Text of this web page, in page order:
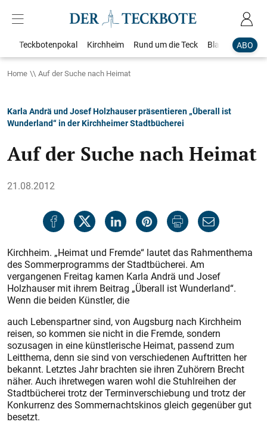
ABO
Teckbotenpokal Kirchheim Rund um die Teck Blaulicht
Home Auf der Suche nach Heimat
Karla Andrä und Josef Holzhauser präsentieren „Überall ist
Wunderland“ in der Kirchheimer Stadtbücherei
Auf der Suche nach Heimat
21.08.2012
Kirchheim. „Heimat und Fremde“ lautet das Rahmenthema
des Sommerprogramms der Stadtbücherei. Am
vergangenen Freitag kamen Karla Andrä und Josef
Holzhauser mit ihrem Beitrag „Überall ist Wunderland“.
Wenn die beiden Künstler, die
auch Lebenspartner sind, von Augsburg nach Kirchheim
reisen, so kommen sie nicht in die Fremde, sondern
sozusagen in eine künstlerische Heimat, passend zum
Leitthema, denn sie sind von verschiedenen Auftritten her
bekannt. Letztes Jahr brachten sie ihren Zuhörern Brecht
näher. Auch ihretwegen waren wohl die Stuhlreihen der
Stadtbücherei trotz der Terminverschiebung und trotz der
Konkurrenz des Sommernachtskinos gleich gegenüber gut
besetzt.